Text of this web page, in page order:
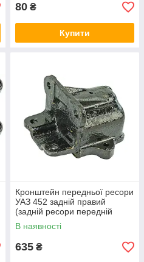
80 ₴
Купити
Кронштейн передньої ресори
УАЗ 452 задній правий
(задній ресори передній
лівий)
В наявності
635 ₴